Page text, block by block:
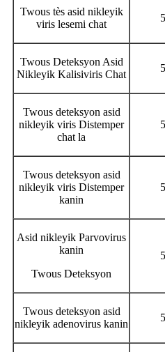
Twous tès asid nikleyik
viris lesemi chat
Twous Deteksyon Asid
Nikleyik Kalisiviris Chat
Twous deteksyon asid
nikleyik viris Distemper
chat la
Twous deteksyon asid
nikleyik viris Distemper
kanin
Asid nikleyik Parvovirus
kanin
Twous Deteksyon
Twous deteksyon asid
nikleyik adenovirus kanin